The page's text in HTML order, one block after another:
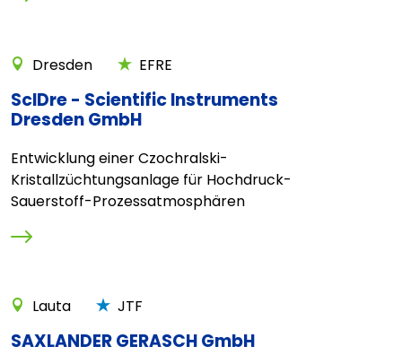
Dresden EFRE
ScIDre - Scientific Instruments
Dresden GmbH
Entwicklung einer Czochralski-
Kristallzüchtungsanlage für Hochdruck-
Sauerstoff-Prozessatmosphären
Lauta JTF
SAXLANDER GERASCH GmbH